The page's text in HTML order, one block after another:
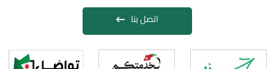
اتصل بنا